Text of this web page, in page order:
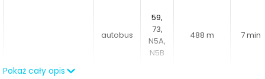
autobus
59,
73,
N5A,
N5B
488 m 7 min
Pokaż cały opis